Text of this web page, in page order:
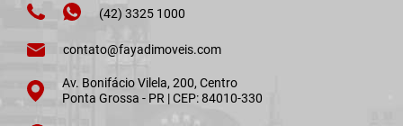
(42) 3325 1000
contato@fayadimoveis.com
Av. Bonifácio Vilela, 200, Centro
Ponta Grossa - PR | CEP: 84010-330